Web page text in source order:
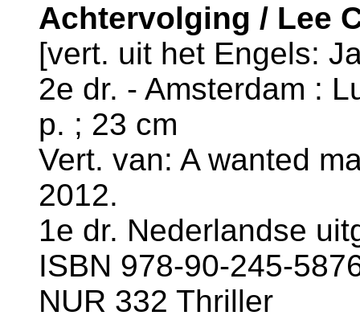
Achtervolging / Lee
[vert. uit het Engels:
2e dr. - Amsterdam :
p. ; 23 cm
Vert. van: A wanted
2012.
1e dr. Nederlandse
ISBN 978-90-245-
NUR 332 Thriller